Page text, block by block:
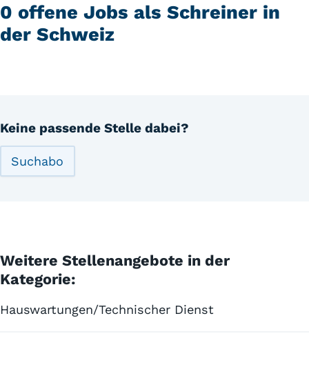
0 offene Jobs als Schreiner in
der Schweiz
Keine passende Stelle dabei?
Suchabo
Weitere Stellenangebote in der
Kategorie:
Hauswartungen/Technischer Dienst